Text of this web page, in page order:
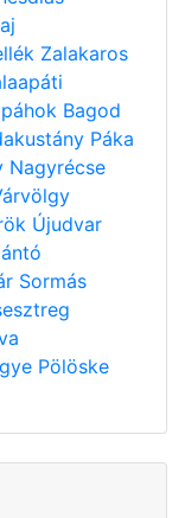
Zalakaros
Bagod
Páka
Nagyrécse
Újudvar
Sormás
Pölöske